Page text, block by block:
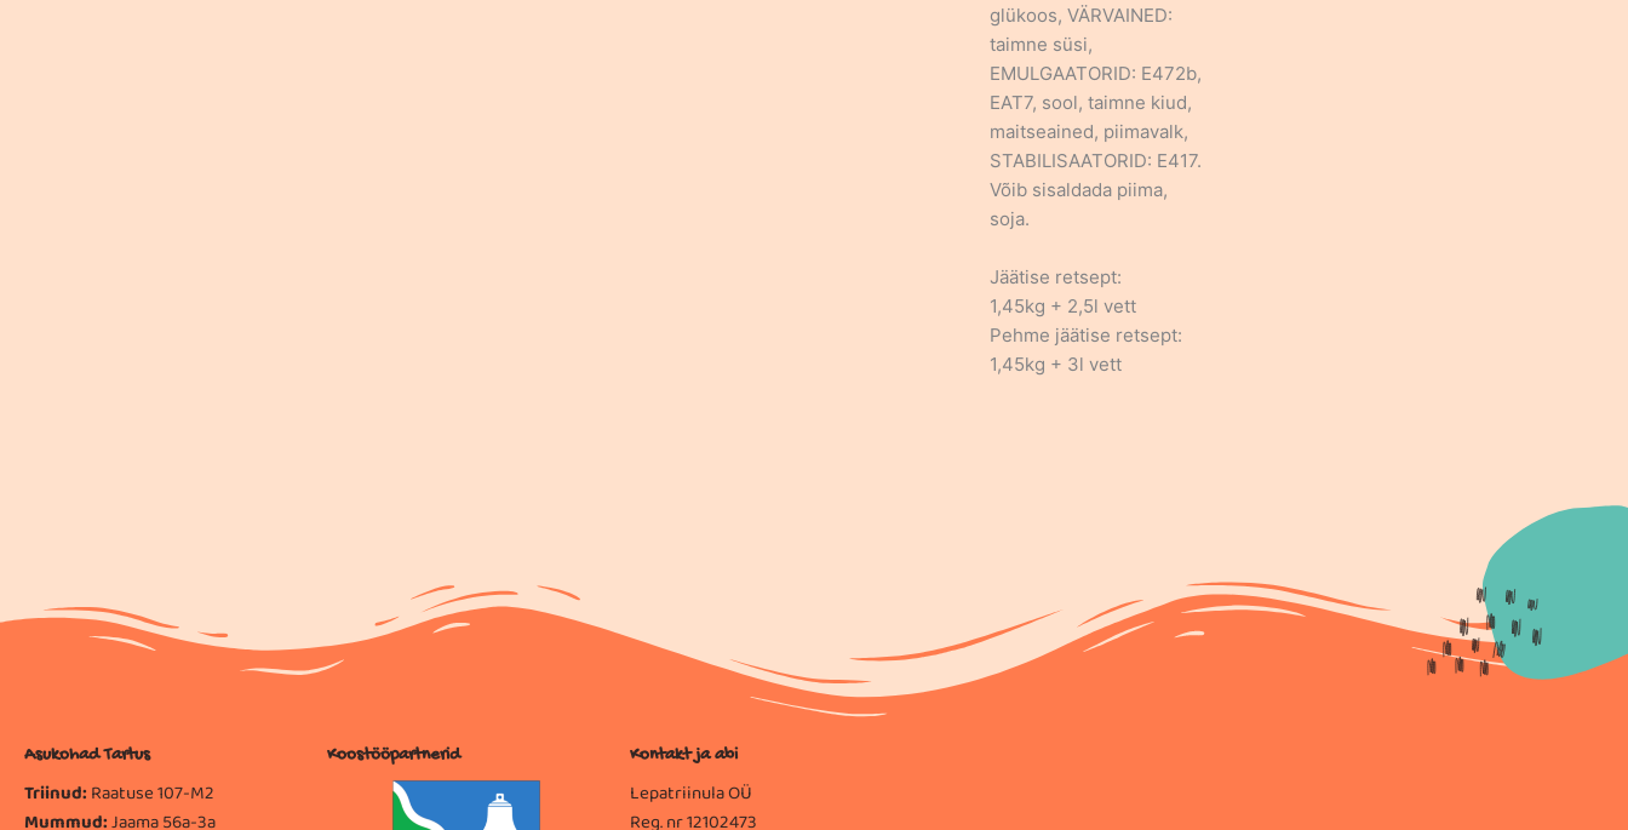
glükoos, VÄRVAINED:
taimne süsi,
EMULGAATORID: E472b,
EAT7, sool, taimne kiud,
maitseained, piimavalk,
STABILISAATORID: E417.
Võib sisaldada piima,
soja.
Jäätise retsept:
1,45kg + 2,5l vett
Pehme jäätise retsept:
1,45kg + 3l vett
Asukohad Tartus
Triinud: Raatuse 107-M2
Mummud:Jaama 56a-3a
Koostööpartnerid Kontakt ja abi
Lepatriinula OÜ
Reg. nr 12102473